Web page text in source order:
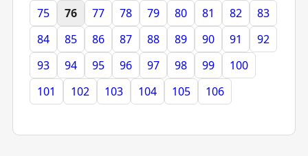
75
76 77 78 79 80 81 82
83
84
85 86 87 88 89 90 91
92
93
94 95 96 97 98 99
100
101
102 103 104 105 106